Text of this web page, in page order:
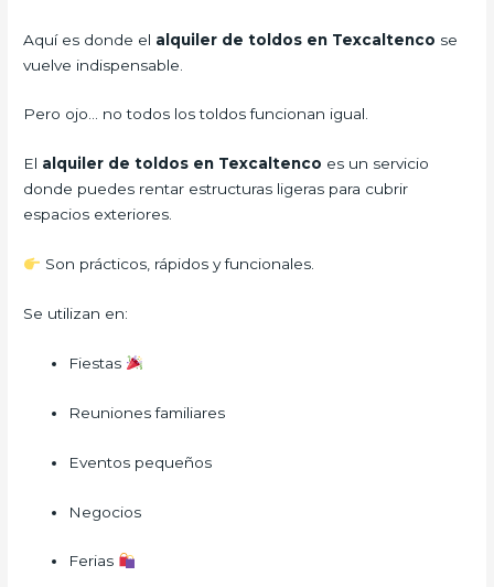
Aquí es donde el alquiler de toldos en Texcaltenco se
vuelve indispensable.
Pero ojo… no todos los toldos funcionan igual.
El alquiler de toldos en Texcaltenco es un servicio
donde puedes rentar estructuras ligeras para cubrir
espacios exteriores.
Son prácticos, rápidos y funcionales.
Se utilizan en:
Fiestas
Reuniones familiares
Eventos pequeños
Negocios
Ferias